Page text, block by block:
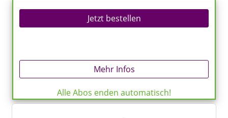
Jetzt bestellen
Mehr Infos
Alle Abos enden automatisch!